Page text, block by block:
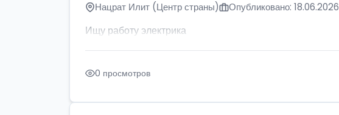
Нацрат Илит (Центр страны) Опубликовано: 18.06.2026
Ищу работу электрика
0 просмотров